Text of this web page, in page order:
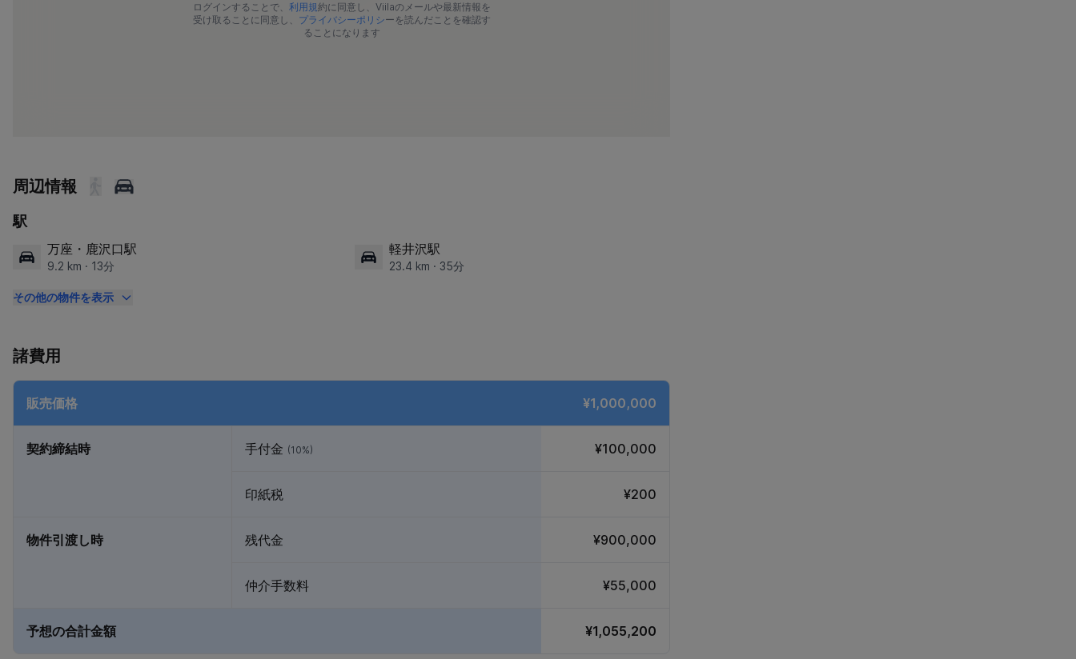
ログインすることで、 利用規約に同意し、Viilaのメールや最新情報を
受け取ることに同意し、 プライバシーポリシーを読んだことを確認す
ることになります
周辺情報
駅
万座・鹿沢口駅
9.2 km · 13分
軽井沢駅
23.4 km · 35分
その他の物件を表示
諸費用
販売価格 ¥1,000,000
契約締結時 手付金 (10%) ¥100,000
印紙税 ¥200
物件引渡し時 残代金 ¥900,000
仲介手数料 ¥55,000
予想の合計金額 ¥1,055,200